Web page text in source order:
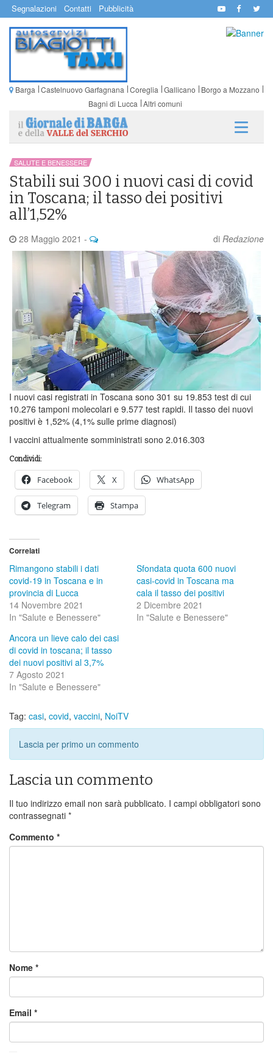
Segnalazioni Contatti Pubblicità
Barga Castelnuovo Garfagnana Coreglia Gallicano
Borgo a Mozzano
Bagni di Lucca Altri comuni
SALUTE E BENESSERE
Stabili sui 300 i nuovi casi di covid
in Toscana; il tasso dei positivi
all’1,52%
28 Maggio 2021 - di Redazione
I nuovi casi registrati in Toscana sono 301 su 19.853 test di cui
10.276 tamponi molecolari e 9.577 test rapidi. Il tasso dei nuovi
positivi è 1,52% (4,1% sulle prime diagnosi)
I vaccini attualmente somministrati sono 2.016.303
Condividi:
Facebook X WhatsApp
Telegram Stampa
Correlati
Rimangono stabili i dati
covid-19 in Toscana e in
provincia di Lucca
14 Novembre 2021
In "Salute e Benessere"
Sfondata quota 600 nuovi
casi-covid in Toscana ma
cala il tasso dei positivi
2 Dicembre 2021
In "Salute e Benessere"
Ancora un lieve calo dei casi
di covid in toscana; il tasso
dei nuovi positivi al 3,7%
7 Agosto 2021
In "Salute e Benessere"
Tag: casi, covid, vaccini, NoiTV
Lascia per primo un commento
Lascia un commento
Il tuo indirizzo email non sarà pubblicato. I campi obbligatori sono
contrassegnati *
Commento *
Nome *
Email *